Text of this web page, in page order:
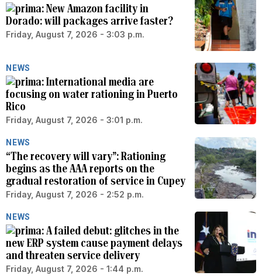
New Amazon facility in
Dorado: will packages arrive faster?
Friday, August 7, 2026 - 3:03 p.m.
NEWS
International media are
focusing on water rationing in Puerto
Rico
Friday, August 7, 2026 - 3:01 p.m.
NEWS
“The recovery will vary”: Rationing
begins as the AAA reports on the
gradual restoration of service in Cupey
Friday, August 7, 2026 - 2:52 p.m.
NEWS
A failed debut: glitches in the
new ERP system cause payment delays
and threaten service delivery
Friday, August 7, 2026 - 1:44 p.m.